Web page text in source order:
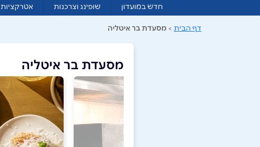
חדש במועדון שופינג וצרכנות אטרקציות
דף הבית > מסעדת בר איטליה
מסעדת בר איטליה